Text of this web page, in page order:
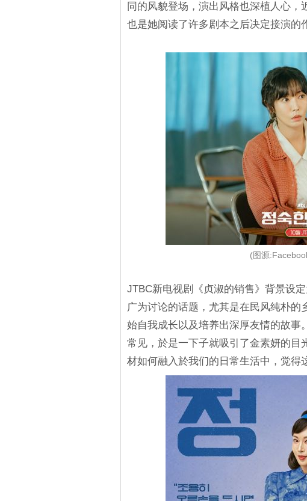
同的风貌登场，演出风格也深植人心
也是她阅读了许多剧本之后决定接演的
(图源
JTBC新电视剧《贞淑的销售》背景设
广为讨论的话题，尤其是在民风纯朴
始自我成长以及培养出深厚友情的故事
常见，於是一下子就吸引了金素妍的目
材如何融入於我们的日常生活中，觉得